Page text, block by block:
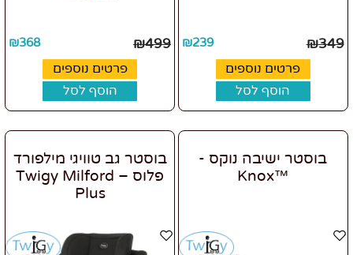
₪349
₪239
פרטים נוספים
הוסף לסל
₪499
₪368
פרטים נוספים
הוסף לסל
בוסטר ישיבה נוקס -
™Knox
בוסטר גב טוויגי מילפורד
פלוס – Twigy Milford
Plus